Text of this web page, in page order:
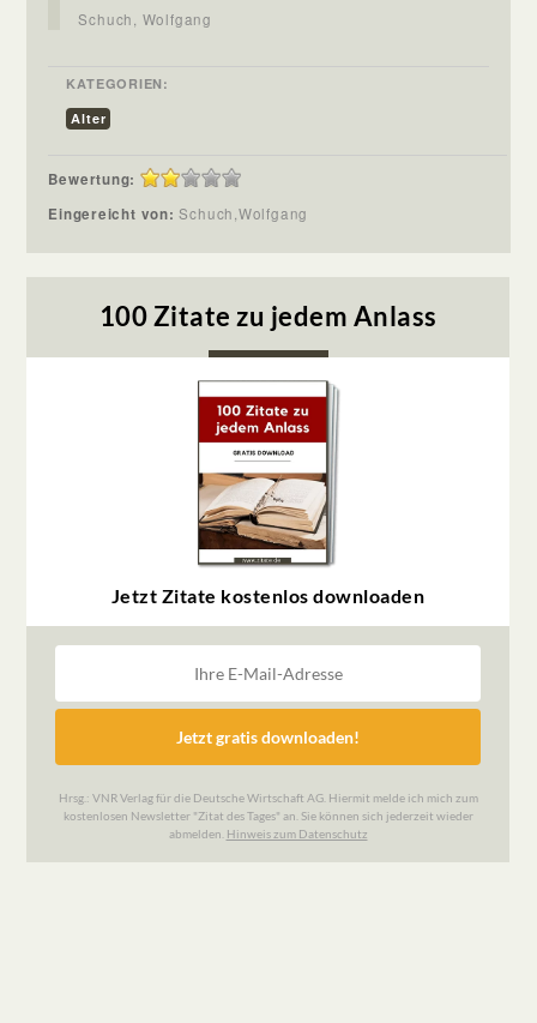
Schuch, Wolfgang
KATEGORIEN:
Alter
Bewertung:
Eingereicht von:Schuch,Wolfgang